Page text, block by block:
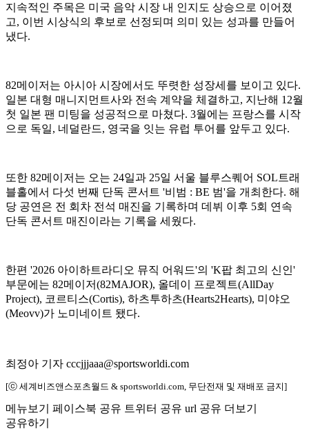
지속적인 주목은 미국 음악 시장 내 인지도 상승으로 이어졌
고, 이번 시상식의 후보로 선정되며 의미 있는 성과를 만들어
냈다.
82메이저는 아시아 시장에서도 뚜렷한 성장세를 보이고 있다.
일본 대형 매니지먼트사와 전속 계약을 체결하고, 지난해 12월
첫 일본 팬 미팅을 성공적으로 마쳤다. 3월에는 프랑스를 시작
으로 독일, 네덜란드, 영국을 잇는 유럽 투어를 앞두고 있다.
또한 82메이저는 오는 24일과 25일 서울 블루스퀘어 SOL트래
블홀에서 다섯 번째 단독 콘서트 '비범 : BE 범'을 개최한다. 해
당 공연은 전 회차 전석 매진을 기록하며 데뷔 이후 5회 연속
단독 콘서트 매진이라는 기록을 세웠다.
한편 '2026 아이하트라디오 뮤직 어워드'의 'K팝 최고의 신인'
부문에는 82메이저(82MAJOR), 올데이 프로젝트(AllDay
Project), 코르티스(Cortis), 하츠투하츠(Hearts2Hearts), 미야오
(Meovv)가 노미네이트 됐다.
최정아 기자 cccjjjaaa@sportsworldi.com
[ⓒ 세계비즈앤스포츠월드 & sportsworldi.com, 무단전재 및 재배포 금지]
메뉴보기 페이스북 공유 트위터 공유 url 공유 더보기
공유하기